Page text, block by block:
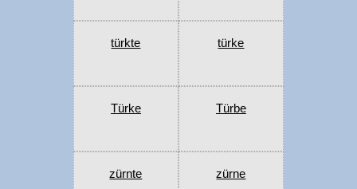
türkte türke
Türke Türbe
zürnte zürne